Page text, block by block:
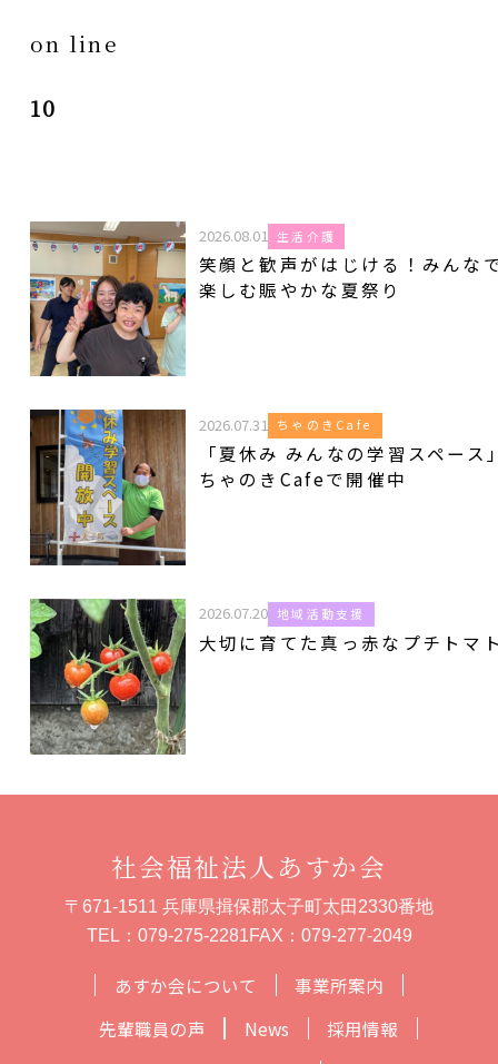
on line
10
2026.08.01 生活介護
笑顔と歓声がはじける！みんな
楽しむ賑やかな夏祭り
2026.07.31 ちゃのきCafe
「夏休み みんなの学習スペース
ちゃのきCafeで開催中
2026.07.20 地域活動支援
大切に育てた真っ赤なプチトマ
あすか会について
事業所案内
先輩職員の声
News
採用情報
社会福祉法人あすか会
〒671-1511 兵庫県揖保郡太子町太田2330番地
TEL： 079-275-2281FAX：079-277-2049